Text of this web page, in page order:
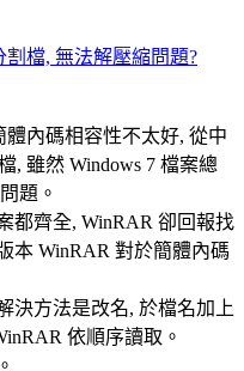
檔, 無法解壓縮問題?
內碼相容性不太好, 從中
, 雖然 Windows 7 檔案總
題。
都齊全, WinRAR 卻回報找
本 WinRAR 對於簡體內碼
決方法是改名, 於檔名加上
依順序讀取。